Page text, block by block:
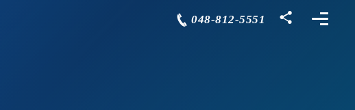
048-812-5551